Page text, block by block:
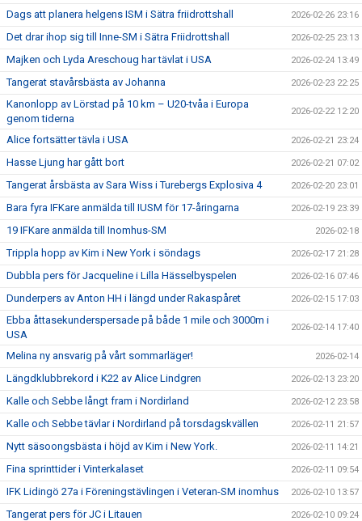
Dags att planera helgens ISM i Sätra friidrottshall 2026-02-26 23:16
Det drar ihop sig till Inne-SM i Sätra Friidrottshall 2026-02-25 23:13
Majken och Lyda Areschoug har tävlat i USA 2026-02-24 13:49
Tangerat stavårsbästa av Johanna 2026-02-23 22:25
Kanonlopp av Lörstad på 10 km – U20-tvåa i Europa
genom tiderna
2026-02-22 12:20
Alice fortsätter tävla i USA 2026-02-21 23:24
Hasse Ljung har gått bort 2026-02-21 07:02
Tangerat årsbästa av Sara Wiss i Turebergs Explosiva 4 2026-02-20 23:01
Bara fyra IFKare anmälda till IUSM för 17-åringarna 2026-02-19 23:39
19 IFKare anmälda till Inomhus-SM 2026-02-18
Trippla hopp av Kim i New York i söndags 2026-02-17 21:28
Dubbla pers för Jacqueline i Lilla Hässelbyspelen 2026-02-16 07:46
Dunderpers av Anton HH i längd under Rakaspåret 2026-02-15 17:03
Ebba åttasekunderspersade på både 1 mile och 3000m i
USA
2026-02-14 17:40
Melina ny ansvarig på vårt sommarläger! 2026-02-14
Längdklubbrekord i K22 av Alice Lindgren 2026-02-13 23:20
Kalle och Sebbe långt fram i Nordirland 2026-02-12 23:58
Kalle och Sebbe tävlar i Nordirland på torsdagskvällen 2026-02-11 21:57
Nytt säsoongsbästa i höjd av Kim i New York. 2026-02-11 14:21
Fina sprinttider i Vinterkalaset 2026-02-11 09:54
IFK Lidingö 27a i Föreningstävlingen i Veteran-SM inomhus 2026-02-10 13:57
Tangerat pers för JC i Litauen 2026-02-10 09:24